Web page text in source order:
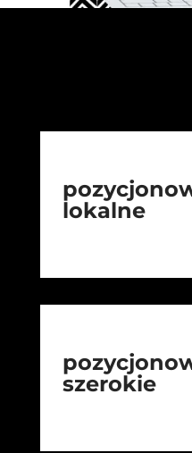
lokalne
szerokie